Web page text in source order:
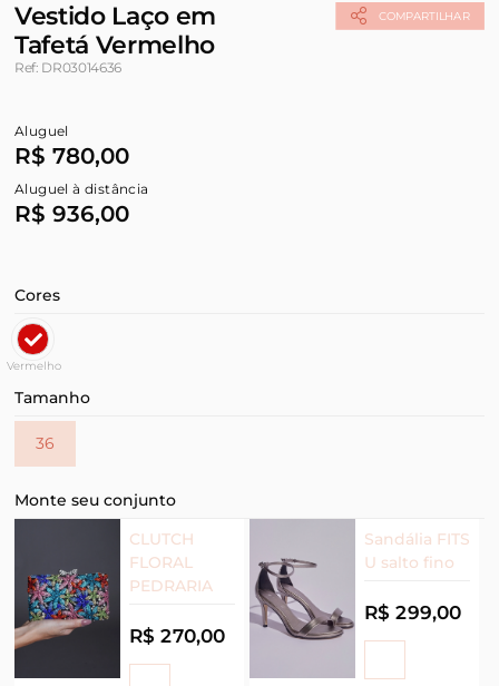
COMPARTILHAR
Vestido Laço em
Tafetá Vermelho
Ref: DR03014636
Aluguel
R$ 780,00
Aluguel à distância
R$ 936,00
Cores
Vermelho
Tamanho
36
Monte seu conjunto
CLUTCH
FLORAL
PEDRARIA
R$ 270,00
Sandália FITS
U salto fino
R$ 299,00